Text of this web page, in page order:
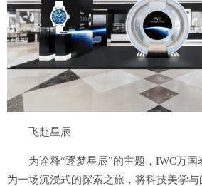
飞赴星辰
为诠释“逐梦星辰”的主题，IWC万
为一场沉浸式的探索之旅，将科技美学与